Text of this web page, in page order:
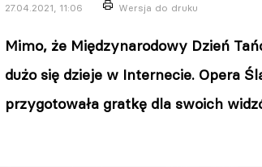
27.04.2021, 11:06 Wersja do druku
Mimo, że Międzynarodowy Dzień
dużo się dzieje w Internecie. Opera
przygotowała gratkę dla swoich